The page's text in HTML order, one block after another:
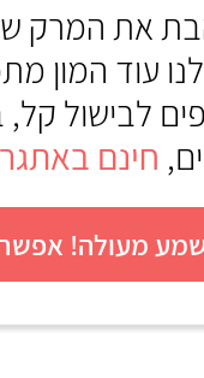
את המרק
עוד המון
לבישול
חינם באתגר 22.
מעולה!